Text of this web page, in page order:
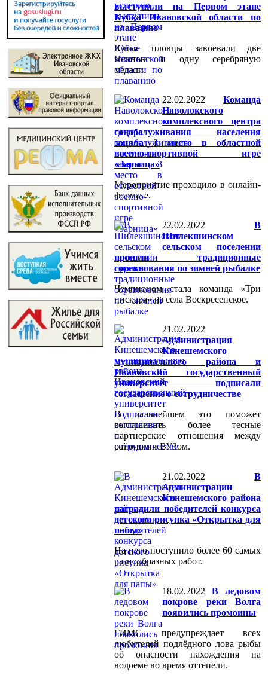
выступили на Первом этапе
Кубка Ивановской области по
плаванию
Юные пловцы завоевали две
золотые и одну серебряную
медали.
22.02.2022
Команда
Наволокского
комплексного центра
соцобслуживания населения
заняла 3 место в областной
военно-спортивной игре
«Зарница»
Мероприятие проходило в онлайн-
формате.
22.02.2022
В
Шилекшинском
сельском поселении
прошли традиционные
соревнования по зимней рыбалке
Чемпионом стала команда «Три
пискаря» из села Воскресенское.
21.02.2022
Администрация
Кинешемского
муниципального района и
Ивановский государственный
университет подписали
соглашение о сотрудничестве
В дальнейшем это поможет
выстраивать более тесные
партнерские отношения между
районом и ВУЗом.
21.02.2022
В
Администрации
Кинешемского района
наградили победителей конкурса
детского рисунка «Открытка для
папы»
На него поступило более 60 самых
разнообразных работ.
18.02.2022
В ледовом
покрове реки Волга
появились промоины
ГИМС предупреждает всех
любителей подлёдного лова рыбы
об опасности нахождения на
водоеме во время оттепели.